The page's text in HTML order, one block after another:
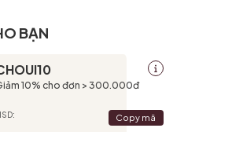
BẠN
10% cho đơn > 300.000đ
Copy mã